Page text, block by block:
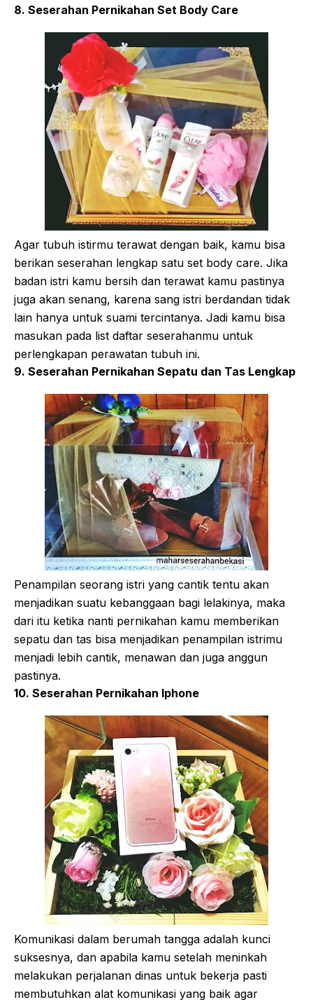
8. Seserahan Pernikahan Set Body Care
Agar tubuh istirmu terawat dengan baik, kamu bisa
berikan seserahan lengkap satu set body care. Jika
badan istri kamu bersih dan terawat kamu pastinya
juga akan senang, karena sang istri berdandan tidak
lain hanya untuk suami tercintanya. Jadi kamu bisa
masukan pada list daftar seserahanmu untuk
perlengkapan perawatan tubuh ini.
9. Seserahan Pernikahan Sepatu dan Tas Lengkap
Penampilan seorang istri yang cantik tentu akan
menjadikan suatu kebanggaan bagi lelakinya, maka
dari itu ketika nanti pernikahan kamu memberikan
sepatu dan tas bisa menjadikan penampilan istrimu
menjadi lebih cantik, menawan dan juga anggun
pastinya.
10. Seserahan Pernikahan Iphone
Komunikasi dalam berumah tangga adalah kunci
suksesnya, dan apabila kamu setelah meninkah
melakukan perjalanan dinas untuk bekerja pasti
membutuhkan alat komunikasi yang baik agar